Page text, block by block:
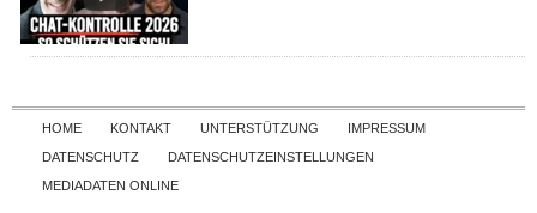
Skip to content
HOME KONTAKT UNTERSTÜTZUNG
IMPRESSUM
DATENSCHUTZ
DATENSCHUTZEINSTELLUNGEN
MEDIADATEN ONLINE